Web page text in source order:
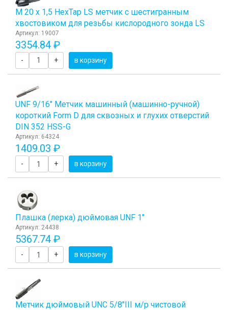
М 20 х 1,5 HexTap LS метчик с шестигранным
хвостовиком для резьбы кислородного зонда LS
Артикул: 19007
3354.84 ₽
- + в корзину
UNF 9/16" Метчик машинный (машинно-ручной)
короткий Form D для сквозных и глухих отверстий
DIN 352 HSS-G
Артикул: 64324
1409.03 ₽
- + в корзину
Плашка (лерка) дюймовая UNF 1"
Артикул: 24438
5367.74 ₽
- + в корзину
Метчик дюймовый UNC 5/8"III м/р чистовой